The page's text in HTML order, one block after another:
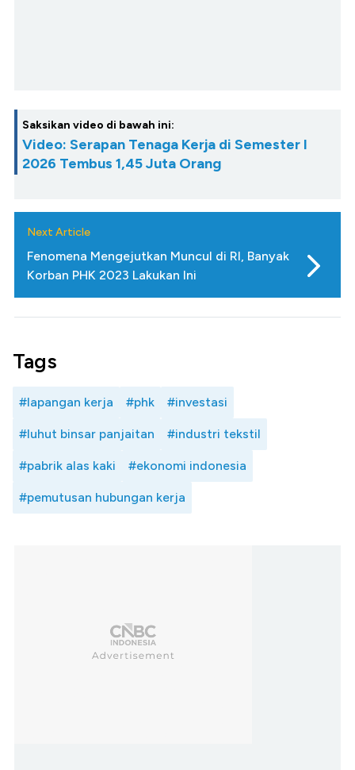
Saksikan video di bawah ini:
Video: Serapan Tenaga Kerja di Semester I
2026 Tembus 1,45 Juta Orang
Next Article
Fenomena Mengejutkan Muncul di RI, Banyak
Korban PHK 2023 Lakukan Ini
Tags
#lapangan kerja #phk #investasi
#luhut binsar panjaitan #industri tekstil
#pabrik alas kaki #ekonomi indonesia
#pemutusan hubungan kerja